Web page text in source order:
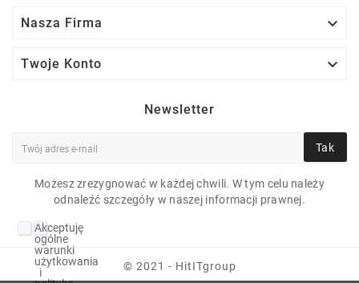
10P 14" 1920X1080
Nasza Firma 
Twoje Konto 
Newsletter
Tak
Możesz zrezygnować w każdej chwili. W tym celu należy
odnaleźć szczegóły w naszej informacji prawnej.
Akceptuję
ogólne
warunki
użytkowania
i
© 2021 - HitITgroup